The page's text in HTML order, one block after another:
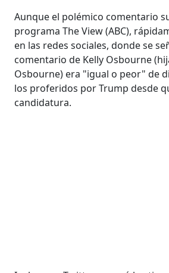
Aunque el polémico comentario
programa The View (ABC),
en las redes sociales, donde se
comentario de Kelly Osbourne
Osbourne) era "igual o peor" de
los proferidos por Trump desde
candidatura.